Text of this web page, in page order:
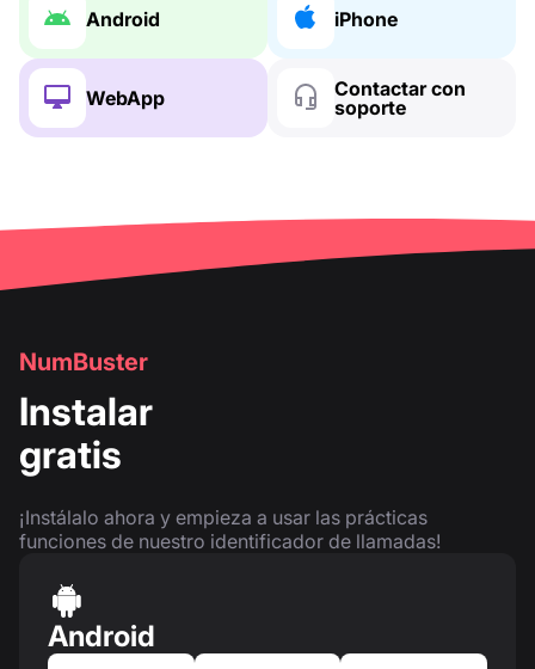
Android iPhone
WebApp
Contactar con
soporte
NumBuster
Instalar
gratis
¡Instálalo ahora y empieza a usar las prácticas
funciones de nuestro identificador de llamadas!
Android